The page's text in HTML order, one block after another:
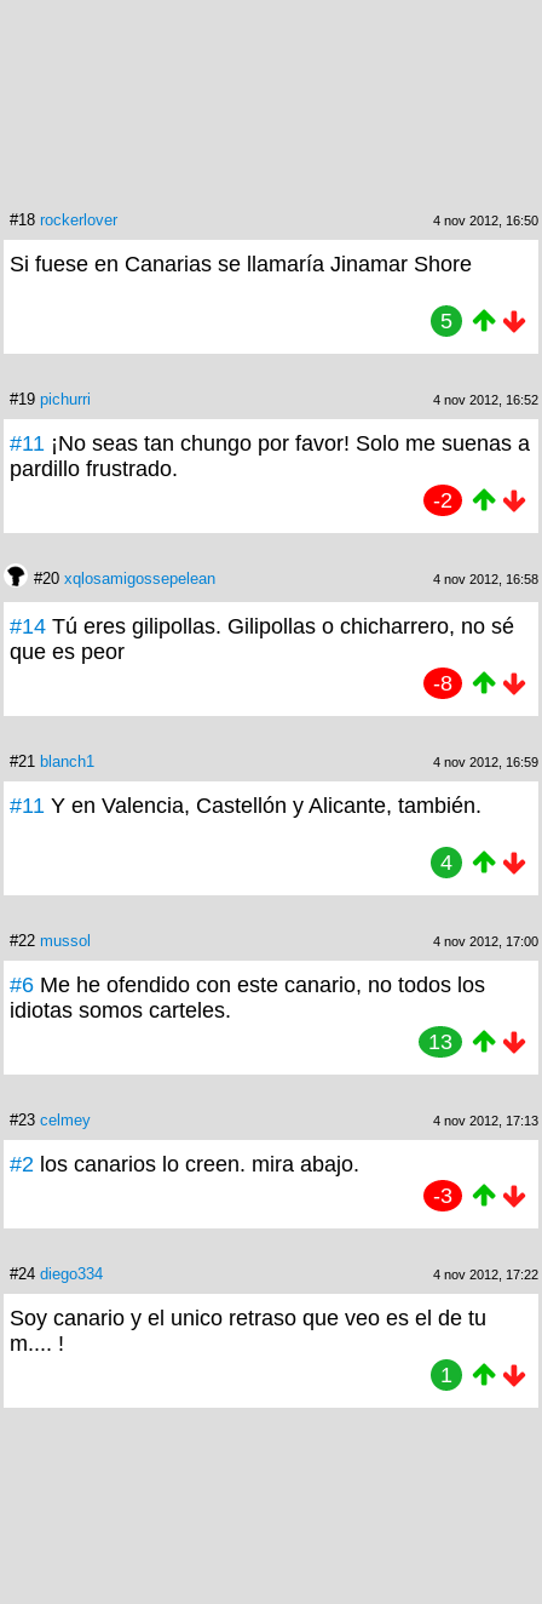
#18 rockerlover 4 nov 2012, 16:50
Si fuese en Canarias se llamaría Jinamar Shore
5
#19 pichurri 4 nov 2012, 16:52
#11 ¡No seas tan chungo por favor! Solo me suenas a
pardillo frustrado.
-2
#20 xqlosamigossepelean 4 nov 2012, 16:58
#14 Tú eres gilipollas. Gilipollas o chicharrero, no sé
que es peor
-8
#21 blanch1 4 nov 2012, 16:59
#11 Y en Valencia, Castellón y Alicante, también.
4
#22 mussol 4 nov 2012, 17:00
#6 Me he ofendido con este canario, no todos los
idiotas somos carteles.
13
#23 celmey 4 nov 2012, 17:13
#2 los canarios lo creen. mira abajo.
-3
#24 diego334 4 nov 2012, 17:22
Soy canario y el unico retraso que veo es el de tu
m.... !
1